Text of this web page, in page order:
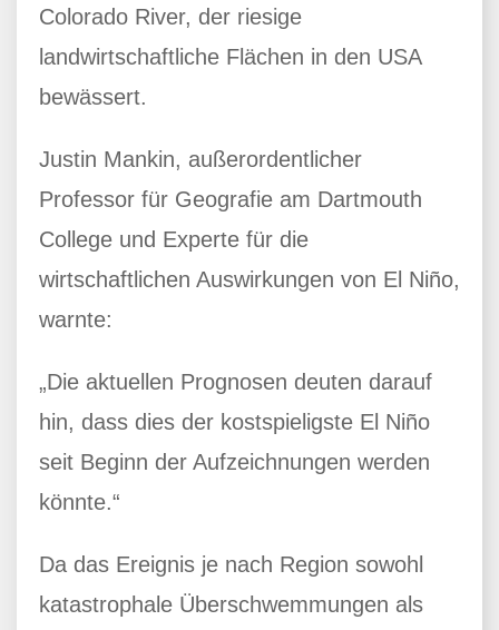
Colorado River, der riesige
landwirtschaftliche Flächen in den USA
bewässert.
Justin Mankin, außerordentlicher
Professor für Geografie am Dartmouth
College und Experte für die
wirtschaftlichen Auswirkungen von El Niño,
warnte:
„Die aktuellen Prognosen deuten darauf
hin, dass dies der kostspieligste El Niño
seit Beginn der Aufzeichnungen werden
könnte.“
Da das Ereignis je nach Region sowohl
katastrophale Überschwemmungen als